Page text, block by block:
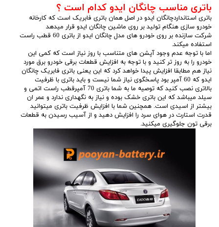
باتری مناسب چانگان ایدو کدام است ؟
باتری استانداردچانگان ایدو در اصل همان باتری فابریک است که کارخانه
خودرو سازی هنگام تولید بر روی ماشین چانگان ایدو قرار میدهد
شرکت سازنده بر روی خودرو های مدل چانگان ایدو از باتری 60 قطب راست
استفاده میکند.
اما با توجه عدم وجود آپشن های متناسب با روز نیاز است که کمی این
خودرو را به روز تر کنید و با توجه به افزایش قطعات برقی خودرو برق مورد
نیاز هم مطابقا افزایش پیدا خواهد کرد که این یعنی باتری فابریک چانگان
ایدو که 60 آمپر بود پاسخگوی نیاز شما نیست و باید باتری با ظرفیت
بالاتری نصب کنید که توصیه ما به شما باتری 70 آمپرقطب راست اتمی و
سیلد میباشد که این باتری خشک بوده و نیاز به نگهداری ندارد و عمر ان
بیشتر از اسیدی است. همچنین شما با افزایش ظرفیت باتری میتوانید
قدرت استارت در هوای سرد را افزایش دهید و از آسیب رسیدن به قطعات
برقی تون جلوگیری میکنید.